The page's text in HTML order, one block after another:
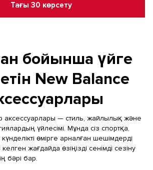
Тағы 30 көрсету
бойынша үйге
New Balance
аксессуарлары — стиль, жайлылық және
үйлесімі. Мұнда сіз спортқа,
өмірге арналған шешімдерді
жағдайда өзіңізді сенімді сезіну
бәрі бар.